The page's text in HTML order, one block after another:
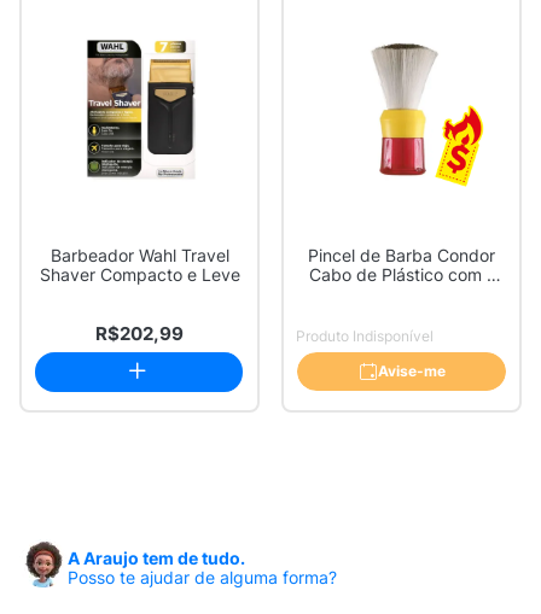
Barbeador Wahl Travel
Shaver Compacto e Leve
R$202,99
Pincel de Barba Condor
Cabo de Plástico com 1
Produto Indisponível
Avise-me
A Araujo tem de tudo.
Posso te ajudar de alguma forma?